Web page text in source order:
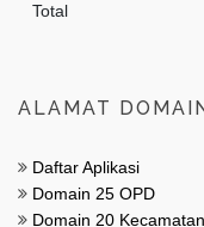
Total
ALAMAT
Daftar Aplikasi
Domain 25 OPD
Domain 20 Kecamatan